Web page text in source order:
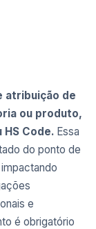
atribuição de
ou produto,
Code. Essa
do ponto de
e
é obrigatório